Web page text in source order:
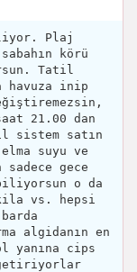
Plaj
körü
Tatil
havuza inip
21.00 dan
sistem satın
suyu ve
gece
o da
vs. hepsi
algidanın en
yanına cips